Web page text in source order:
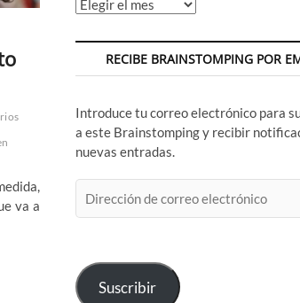
va a
Archivos
RECIBE BRAINSTOMPING POR
Introduce tu correo electrónico para
a este Brainstomping y recibir
nuevas entradas.
de
Suscribir